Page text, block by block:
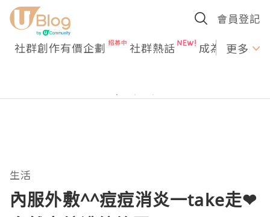
會員登記
社群創作有價企劃 社群熱話 成為U更多
生活
內服外敷^^痘痘消炎一take走❤